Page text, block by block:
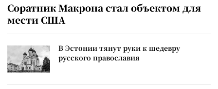
Соратник Макрона стал объектом для
мести США
В Эстонии тянут руки к шедевру
русского православия